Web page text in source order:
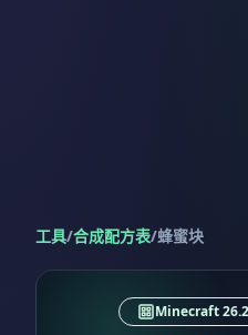
工具/合成配方表/蜂蜜块
Minecraft 26.2